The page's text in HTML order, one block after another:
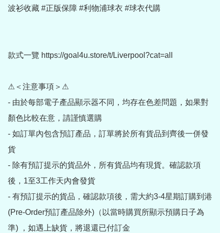
波衫收藏 #正版保障 #利物浦球衣 #球衣代購
款式一覽 https://goal4u.store/t/Liverpool?cat=all
⚠＜注意事項＞⚠
- 由於每部電子產品顯示器不同，均存在色差問題，如果對
顏色比較在意，請謹慎選購
- 如訂單內包含預訂產品，訂單將於所有貨品到齊後一併發
貨
- 除有預訂提示的貨品外，所有貨品均有現貨。確認款項
後，1至3工作天內會發貨
- 有預訂提示的貨品，確認款項後，需大約3-4星期訂購到港
(Pre-Order預訂產品除外)（以當時購買所顯示預購日子為
準) ，如遇上缺貨，將退還已付訂金